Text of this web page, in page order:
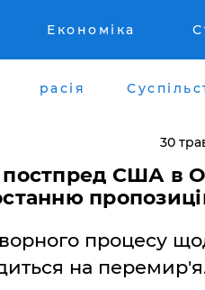
Економіка
расія
30
постпред США в
процесу
на